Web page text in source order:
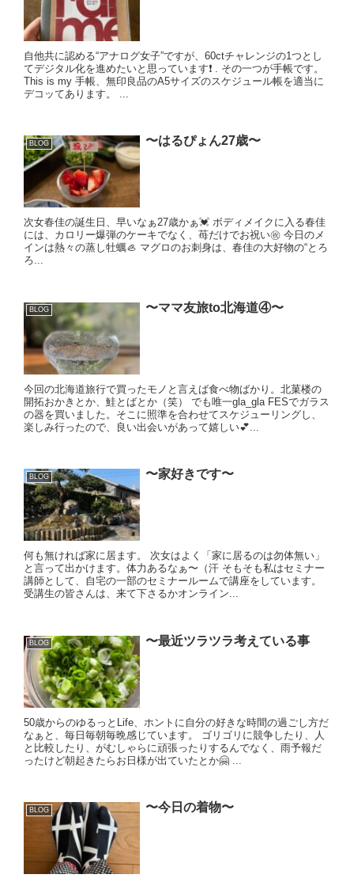
自他共に認める“アナログ女子”ですが、60ctチャレンジの1つとし
てデジタル化を進めたいと思っています❗️ . その一つが手帳です。
This is my 手帳、無印良品のA5サイズのスケジュール帳を適当に
デコッてあります。 ...
BLOG 〜はるぴょん27歳〜
次女春佳の誕生日、早いなぁ27歳かぁ💓 ボディメイクに入る春佳
には、カロリー爆弾のケーキでなく、苺だけでお祝い㊗️ 今日のメ
インは熱々の蒸し牡蠣🦪 マグロのお刺身は、春佳の大好物の“とろ
ろ...
BLOG 〜ママ友旅to北海道④〜
今回の北海道旅行で買ったモノと言えば食べ物ばかり。北菓楼の
開拓おかきとか、鮭とばとか（笑） でも唯一gla_gla FESでガラス
の器を買いました。そこに照準を合わせてスケジューリングし、
楽しみ行ったので、良い出会いがあって嬉しい💕...
BLOG 〜家好きです〜
何も無ければ家に居ます。 次女はよく「家に居るのは勿体無い」
と言って出かけます。体力あるなぁ〜（汗 そもそも私はセミナー
講師として、自宅の一部のセミナールームで講座をしています。
受講生の皆さんは、来て下さるかオンライン...
BLOG 〜最近ツラツラ考えている事
50歳からのゆるっとLife、ホントに自分の好きな時間の過ごし方だ
なぁと、毎日毎朝毎晩感じています。 ゴリゴリに競争したり、人
と比較したり、がむしゃらに頑張ったりするんでなく、雨予報だ
ったけど朝起きたらお日様が出ていたとか🤗 ...
BLOG 〜今日の着物〜